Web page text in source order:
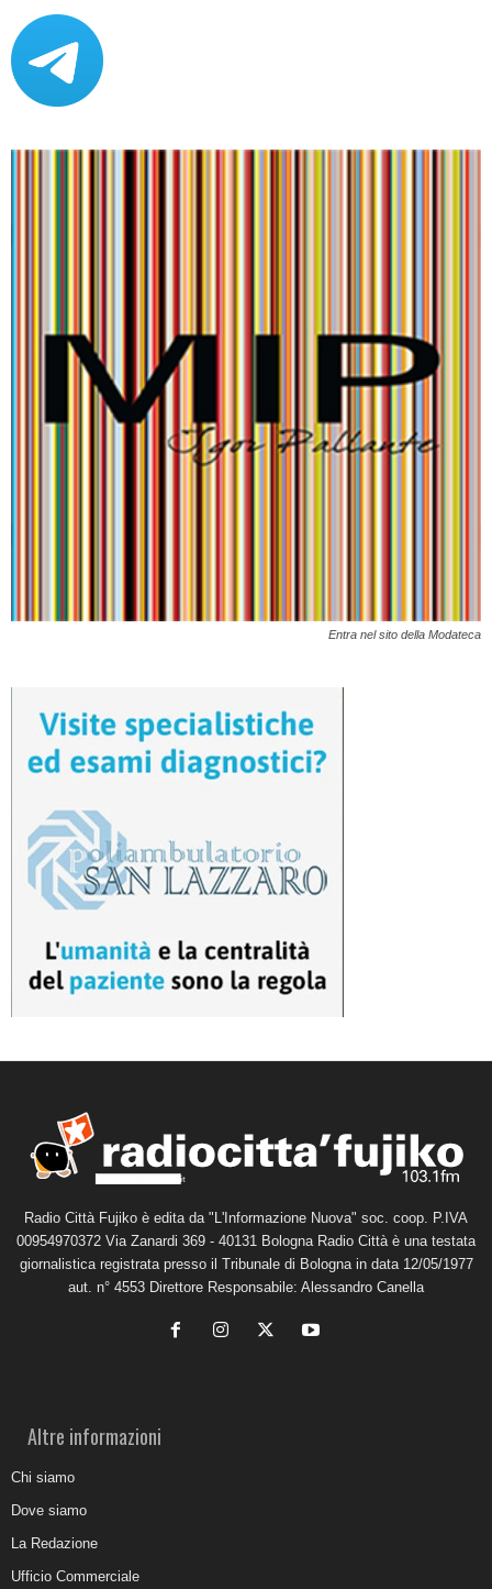
Entra nel sito della Modateca
Radio Città Fujiko è edita da "L'Informazione Nuova" soc. coop. P.IVA
00954970372 Via Zanardi 369 - 40131 Bologna Radio Città è una testata
giornalistica registrata presso il Tribunale di Bologna in data 12/05/1977
aut. n° 4553 Direttore Responsabile: Alessandro Canella
Altre informazioni
Chi siamo
Dove siamo
La Redazione
Ufficio Commerciale